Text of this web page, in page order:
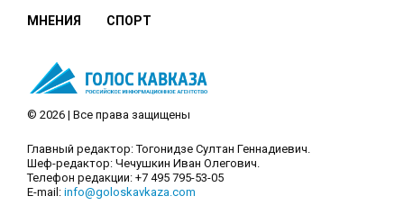
МНЕНИЯ СПОРТ
© 2026 | Все права защищены
Главный редактор: Тогонидзе Султан Геннадиевич.
Шеф-редактор: Чечушкин Иван Олегович.
Телефон редакции: +7 495 795-53-05
E-mail: info@goloskavkaza.com